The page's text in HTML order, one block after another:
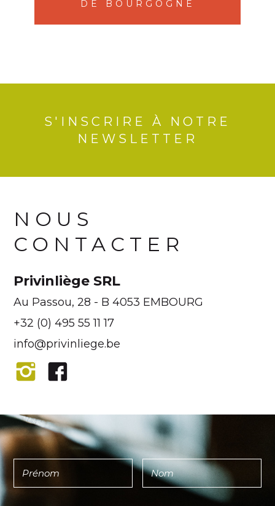
DE BOURGOGNE
S'INSCRIRE À NOTRE
NEWSLETTER
NOUS
CONTACTER
Privinliège SRL
Au Passou, 28 - B 4053 EMBOURG
+32 (0) 495 55 11 17
info@privinliege.be